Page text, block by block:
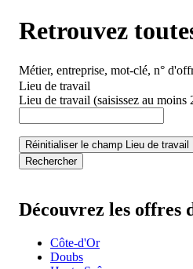
Retrouvez
Métier, entreprise, mot-clé, n°
Lieu de travail
Lieu de travail (saisissez au
Réinitialiser le champ Lieu de travail
Rechercher
Découvrez les offres
Côte-d'Or
Doubs